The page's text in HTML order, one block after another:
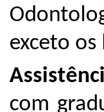
exceto
com